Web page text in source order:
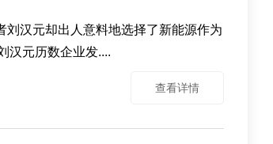
汉元却出人意料地选择了新能源作为
汉元历数企业发....
查看详情